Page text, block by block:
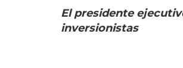
El presidente
inversionistas